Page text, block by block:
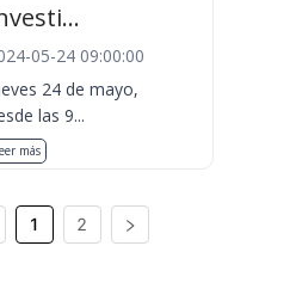
05-24 09:00:00
24 de mayo,
las 9...
más
1 2